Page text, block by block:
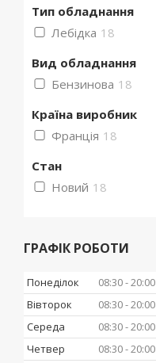
Тип обладнання
Лебідка 18
Вид обладнання
Бензинова 18
Країна виробник
Франція 18
Стан
Новий 18
ГРАФІК РОБОТИ
Понеділок 08:30 20:00
Вівторок
08:30 20:00
Середа
08:30 20:00
Четвер
08:30 20:00